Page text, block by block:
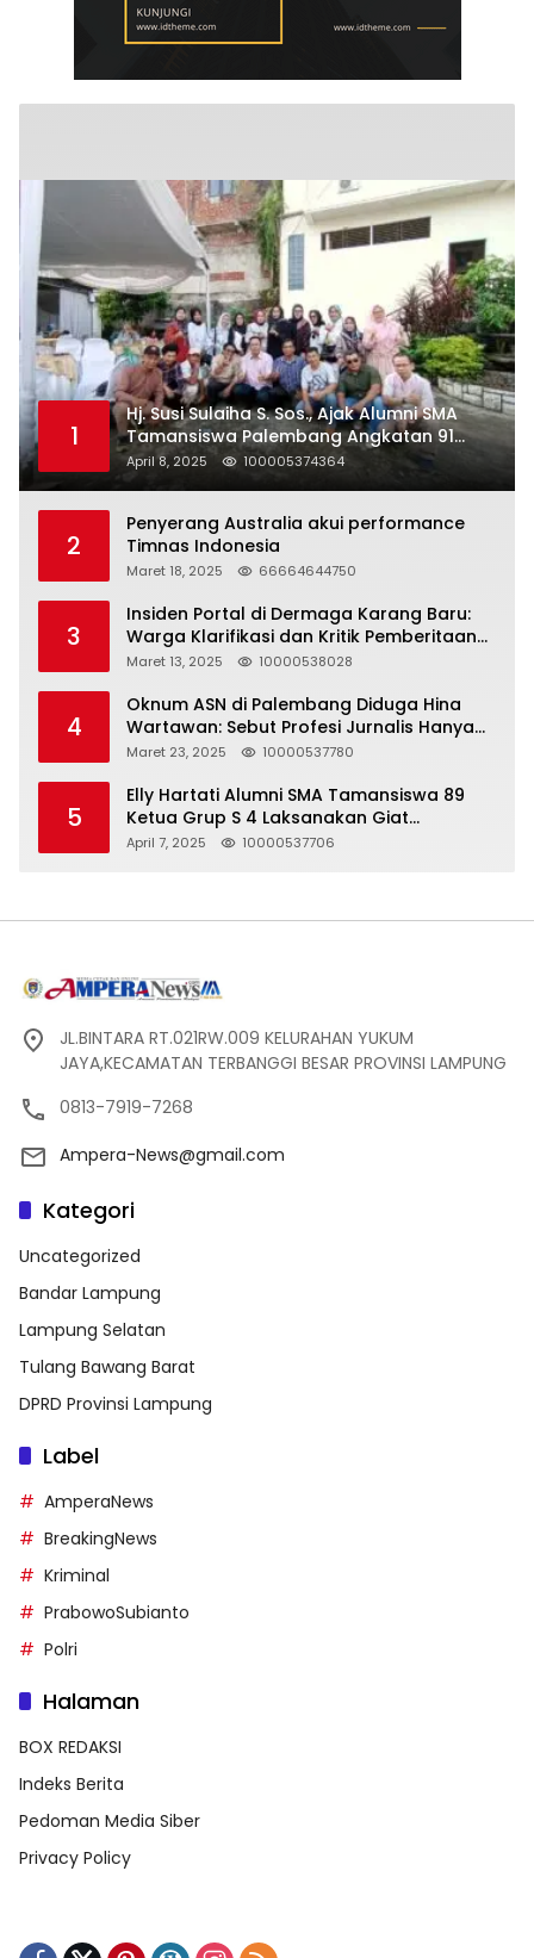
1
Hj. Susi Sulaiha S. Sos., Ajak Alumni SMA
Tamansiswa Palembang Angkatan 91
Halal Bihalal
April 8, 2025 100005374364
2
Penyerang Australia akui performance
Timnas Indonesia
Maret 18, 2025 66664644750
3
Insiden Portal di Dermaga Karang Baru:
Warga Klarifikasi dan Kritik Pemberitaan
yang Tidak Akurat
Maret 13, 2025 10000538028
4
Oknum ASN di Palembang Diduga Hina
Wartawan: Sebut Profesi Jurnalis Hanya
Seharga 2 Liter Bensin, Berujung Dugaan
Maret 23, 2025 10000537780
5
Elly Hartati Alumni SMA Tamansiswa 89
Ketua Grup S 4 Laksanakan Giat
Silaturahmi
April 7, 2025 10000537706
JL.BINTARA RT.021RW.009 KELURAHAN YUKUM
JAYA,KECAMATAN TERBANGGI BESAR PROVINSI LAMPUNG
0813-7919-7268
Ampera-News@gmail.com
Kategori
Uncategorized
Bandar Lampung
Lampung Selatan
Tulang Bawang Barat
DPRD Provinsi Lampung
Label
AmperaNews
BreakingNews
Kriminal
PrabowoSubianto
Polri
Halaman
BOX REDAKSI
Indeks Berita
Pedoman Media Siber
Privacy Policy